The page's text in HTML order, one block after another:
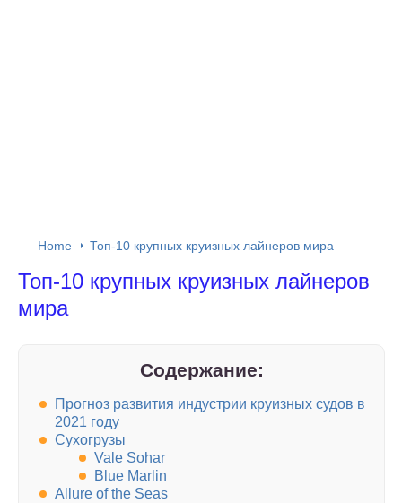
Home Топ-10 крупных круизных лайнеров мира
Топ-10 крупных круизных лайнеров
мира
Содержание:
Прогноз развития индустрии круизных судов в
2021 году
Сухогрузы
Vale Sohar
Blue Marlin
Allure of the Seas